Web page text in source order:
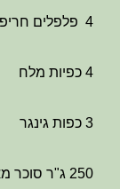
4 פלפלים חריפים יבשים
4 כפיות מלח
3 כפות גינגר
250 ג"ר סוכר מאלט